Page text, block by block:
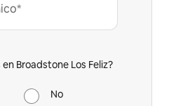
Broadstone Los Feliz?
No